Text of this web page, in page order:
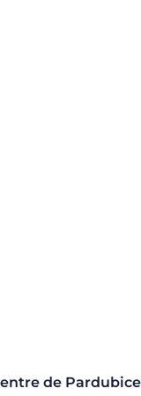
de Pardubice